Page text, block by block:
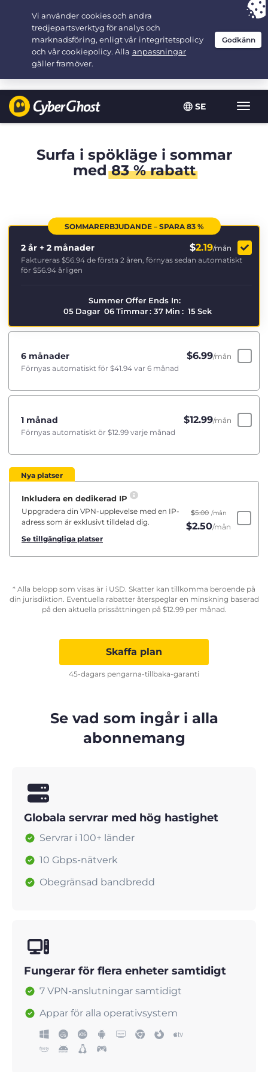
SE
Växla
Your choice:The Best Dealfor 2.1666666666667-years at $
/month
Surfa i spökläge i sommar
med83 % rabatt
SOMMARERBJUDANDE – SPARA 83 %
2 år + 2 månader $2.19/mån
Faktureras $56.94 de första 2 åren, förnyas sedan automatiskt
för $56.94 årligen
Summer Offer Ends In:
05 Dagar 06 Timmar : 37 Min : 15 Sek
6 månader $6.99/mån
Förnyas automatiskt för $41.94 var 6 månad
1 månad $12.99/mån
Förnyas automatiskt ör $12.99 varje månad
Nya platser
Inkludera en dedikerad IP
Uppgradera din VPN-upplevelse med en IP-
adress som är exklusivt tilldelad dig.
Se tillgängliga platser
$5.00 /mån
$2.50/mån
* Alla belopp som visas är i USD. Skatter kan tillkomma beroende på
din jurisdiktion. Eventuella rabatter återspeglar en minskning baserad
på den aktuella prissättningen på $12.99per månad.
Skaffa plan
45-dagars pengarna-tillbaka-garanti
Se vad som ingår i alla
abonnemang
Globala servrar med hög hastighet
Servrar i 100+ länder
10 Gbps-nätverk
Obegränsad bandbredd
Fungerar för flera enheter samtidigt
7 VPN-anslutningar samtidigt
Appar för alla operativsystem